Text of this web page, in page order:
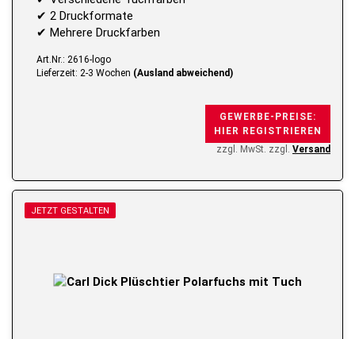
✔ 2 Druckformate
✔ Mehrere Druckfarben
Art.Nr.: 2616-logo
Lieferzeit: 2-3 Wochen (Ausland abweichend)
GEWERBE-PREISE:
HIER REGISTRIEREN
zzgl. MwSt. zzgl. Versand
JETZT GESTALTEN